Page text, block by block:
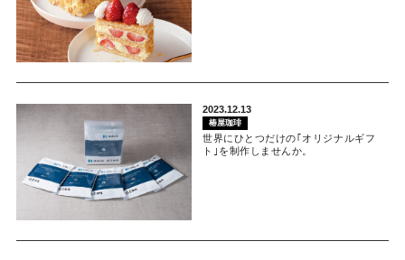
2023.12.13
椿屋珈琲
世界にひとつだけの｢オリジナルギフ
ト｣を制作しませんか。